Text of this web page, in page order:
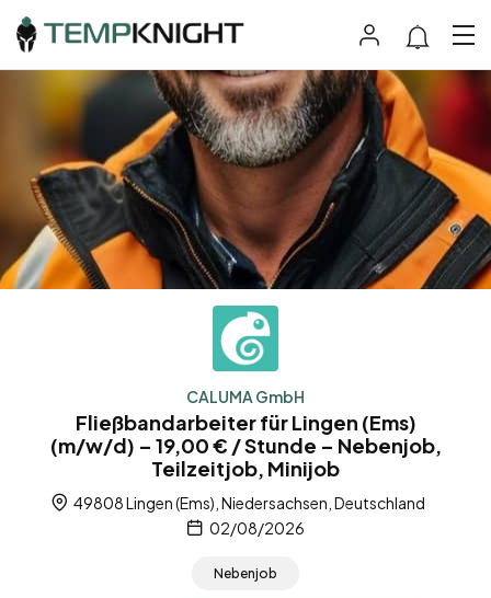
CALUMA GmbH
Fließbandarbeiter für Lingen (Ems)
(m/w/d) – 19,00 € / Stunde – Nebenjob,
Teilzeitjob, Minijob
49808 Lingen (Ems), Niedersachsen, Deutschland
02/08/2026
Nebenjob